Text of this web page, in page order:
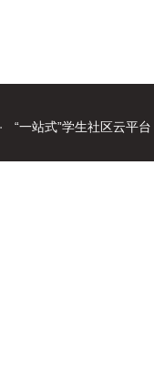
“一站式”学生社区云平台